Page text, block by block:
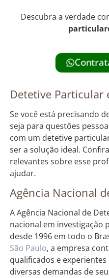
Descubra a verdade
Detetive Particular
Se você está precisando
seja para questões
com um detetive
ser a solução ideal.
relevantes sobre esse
ajudar.
Agência Nacional
A Agência Nacional de
nacional em investigação
desde 1996 em todo o
São Paulo, a empresa
qualificados e
diversas demandas de